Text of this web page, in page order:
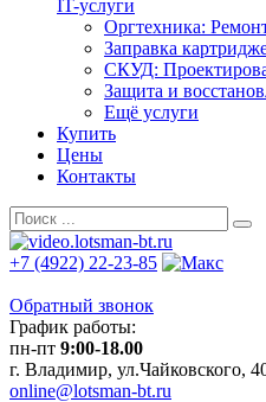
IT-услуги
Оргтехника:
Заправка
СКУД:
Защита и
Ещё услуги
Купить
Цены
Контакты
+7 (4922) 22-23-85
Обратный звонок
График работы:
пн-пт 9:00-18.00
г. Владимир, ул.Чайковского,
online@lotsman-bt.ru